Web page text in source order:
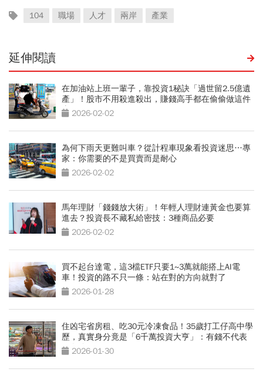
104 職場 人才 兩岸 產業
延伸閱讀
在加油站上班一輩子，靠投資1秘訣「過世留2.5億遺
產」！股市不用殺進殺出，賺錢高手都在偷偷做這件
事 2026-02-02
為何下雨天更難叫車？從計程車現象看投資迷思…專
家：你需要的不是買賣而是耐心
2026-02-02
馬年理財「錢錢放大術」！年輕人理財連黃金也要算
進去？投資長不藏私給密技：3種商品必要
2026-02-02
買不起台達電，這3檔ETF只要1~3萬就能搭上AI電
車！投資的路不只一條：站在對的方向就對了
2026-01-28
住凶宅省房租、吃30元冷凍食品！35歲打工仔高中學
歷，真實身分竟是「6千萬投資大亨」：有錢不代表
要奢侈
2026-01-30